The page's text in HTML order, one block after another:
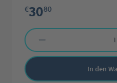
€3080
Produkt Anzahl: Gib den
In den